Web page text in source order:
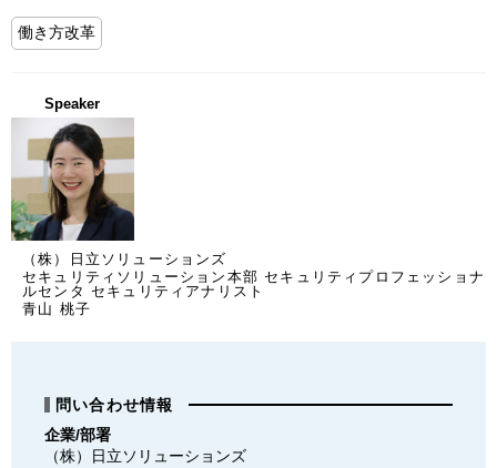
働き方改革
Speaker
（株）日立ソリューションズ
セキュリティソリューション本部 セキュリティプロフェッショナ
ルセンタ セキュリティアナリスト
青山 桃子
問い合わせ情報
企業/部署
（株）日立ソリューションズ